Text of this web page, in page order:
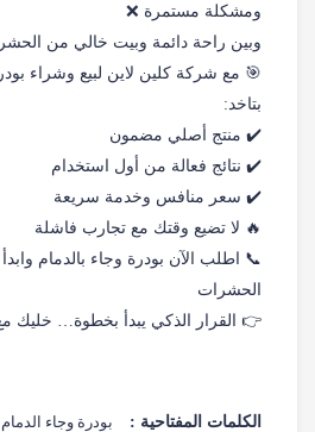
ومشكلة مستمرة ❌
وبين راحة دائمة وبيت خالي من
🎯 مع شركة كلين لاين لبيع وشراء
بتاخد:
✔️ منتج أصلي مضمون
✔️ نتائج فعالة من أول استخدام
✔️ سعر منافس وخدمة سريعة
🔥 لا تضيع وقتك مع تجارب فاشلة
📞 اطلب الآن بودرة وجاء بالدمام
الحشرات
👉 القرار الذكي يبدأ بخطوة… خليك
الكلمات المفتاحية : بودرة وجاء الدمام